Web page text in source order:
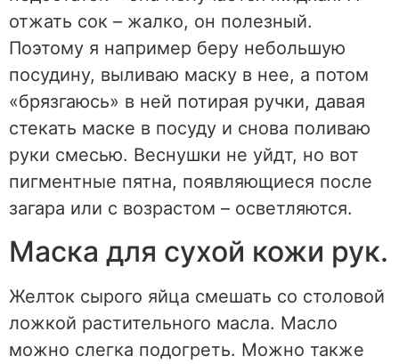
отжать сок – жалко, он полезный.
Поэтому я например беру небольшую
посудину, выливаю маску в нее, а потом
«брязгаюсь» в ней потирая ручки, давая
стекать маске в посуду и снова поливаю
руки смесью. Веснушки не уйдт, но вот
пигментные пятна, появляющиеся после
загара или с возрастом – осветляются.
Маска для сухой кожи рук.
Желток сырого яйца смешать со столовой
ложкой растительного масла. Масло
можно слегка подогреть. Можно также